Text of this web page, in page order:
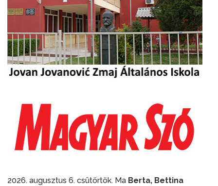
2026. augusztus 6. csütörtök. Ma Berta, Bettina